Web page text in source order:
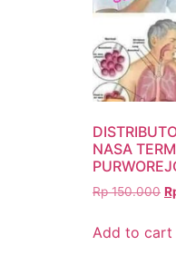
NASA
Rp150.000
Add to cart